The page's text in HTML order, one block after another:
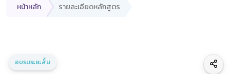
หน้าหลัก รายละเอียดหลักสูตร
อบรมระยะสั้น